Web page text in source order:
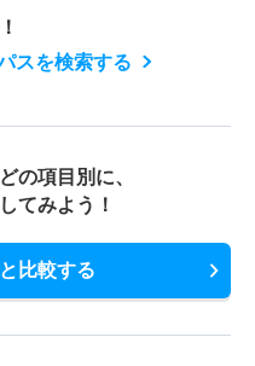
スを検索する
の項目別に、
てみよう！
比較する